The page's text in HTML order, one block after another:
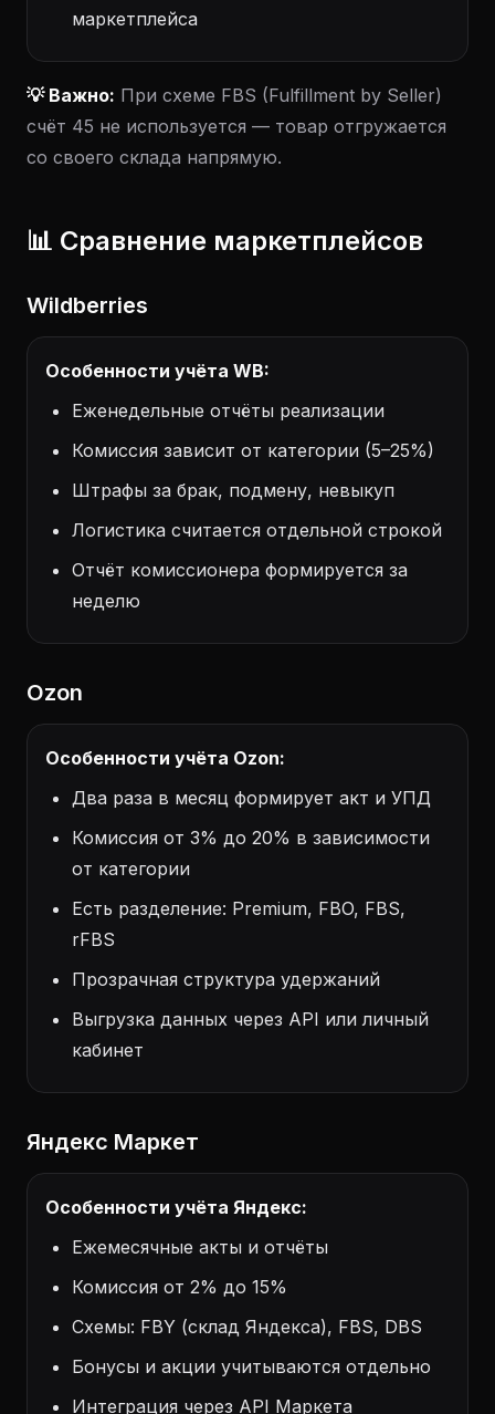
маркетплейса
💡 Важно: При схеме FBS (Fulfillment by Seller)
счёт 45 не используется — товар отгружается
со своего склада напрямую.
📊 Сравнение маркетплейсов
Wildberries
Особенности учёта WB:
Еженедельные отчёты реализации
Комиссия зависит от категории (5–25%)
Штрафы за брак, подмену, невыкуп
Логистика считается отдельной строкой
Отчёт комиссионера формируется за
неделю
Ozon
Особенности учёта Ozon:
Два раза в месяц формирует акт и УПД
Комиссия от 3% до 20% в зависимости
от категории
Есть разделение: Premium, FBO, FBS,
rFBS
Прозрачная структура удержаний
Выгрузка данных через API или личный
кабинет
Яндекс Маркет
Особенности учёта Яндекс:
Ежемесячные акты и отчёты
Комиссия от 2% до 15%
Схемы: FBY (склад Яндекса), FBS, DBS
Бонусы и акции учитываются отдельно
Интеграция через API Маркета